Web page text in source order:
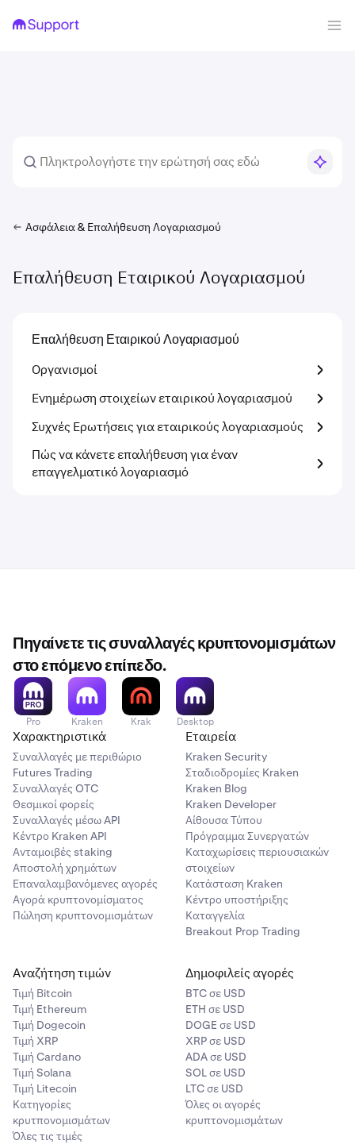
Ασφάλεια & Επαλήθευση Λογαριασμού
Επαλήθευση Εταιρικού Λογαριασμού
Επαλήθευση Εταιρικού Λογαριασμού
Οργανισμοί
Ενημέρωση στοιχείων εταιρικού λογαριασμού
Συχνές Ερωτήσεις για εταιρικούς λογαριασμούς
Πώς να κάνετε επαλήθευση για έναν
επαγγελματικό λογαριασμό
Πηγαίνετε τις συναλλαγές κρυπτονομισμάτων
στο επόμενο επίπεδο.
Pro Kraken Krak Desktop
Χαρακτηριστικά
Συναλλαγές με περιθώριο
Futures Trading
Συναλλαγές OTC
Θεσμικοί φορείς
Συναλλαγές μέσω API
Κέντρο Kraken API
Ανταμοιβές staking
Αποστολή χρημάτων
Επαναλαμβανόμενες αγορές
Αγορά κρυπτονομίσματος
Πώληση κρυπτονομισμάτων
Εταιρεία
Kraken Security
Σταδιοδρομίες Kraken
Kraken Blog
Kraken Developer
Αίθουσα Τύπου
Πρόγραμμα Συνεργατών
Καταχωρίσεις περιουσιακών
στοιχείων
Κατάσταση Kraken
Κέντρο υποστήριξης
Καταγγελία
Breakout Prop Trading
Αναζήτηση τιμών
Τιμή Βitcoin
Τιμή Ethereum
Τιμή Dogecoin
Τιμή XRP
Τιμή Cardano
Τιμή Solana
Τιμή Litecoin
Κατηγορίες
κρυτπονομισμάτων
Όλες τις τιμές
Δημοφιλείς αγορές
BTC σε USD
ETH σε USD
DOGE σε USD
XRP σε USD
ADA σε USD
SOL σε USD
LTC σε USD
Όλες οι αγορές
κρυπτονομισμάτων